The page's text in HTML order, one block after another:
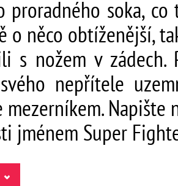
proradného soka,
o něco obtíženější,
s nožem v
nepřítele
Napište
jménem Super